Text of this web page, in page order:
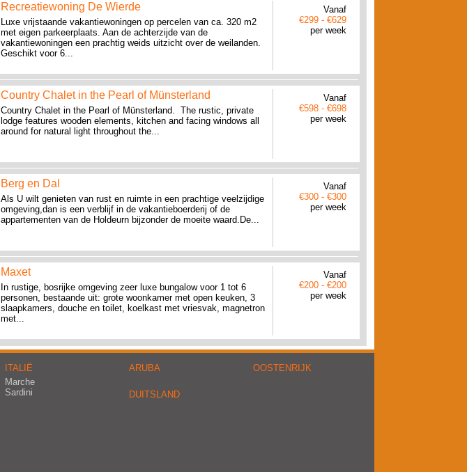
Recreatiewoning De Wierde
Luxe vrijstaande vakantiewoningen op percelen van ca. 320 m2
met eigen parkeerplaats. Aan de achterzijde van de
vakantiewoningen een prachtig weids uitzicht over de weilanden.
Geschikt voor 6...
Vanaf
€299 - €629
per week
Country Chalet in the Pearl of Münsterland
Country Chalet in the Pearl of Münsterland. The rustic, private
lodge features wooden elements, kitchen and facing windows all
around for natural light throughout the...
Vanaf
€598 - €698
per week
Berg en Dal
Als U wilt genieten van rust en ruimte in een prachtige veelzijdige
omgeving,dan is een verblijf in de vakantieboerderij of de
appartementen van de Holdeurn bijzonder de moeite waard.De...
Vanaf
€300 - €300
per week
Maxet
In rustige, bosrijke omgeving zeer luxe bungalow voor 1 tot 6
personen, bestaande uit: grote woonkamer met open keuken, 3
slaapkamers, douche en toilet, koelkast met vriesvak, magnetron
met...
Vanaf
€200 - €200
per week
ITALIË
Marche
Sardini
ARUBA OOSTENRIJK
DUITSLAND